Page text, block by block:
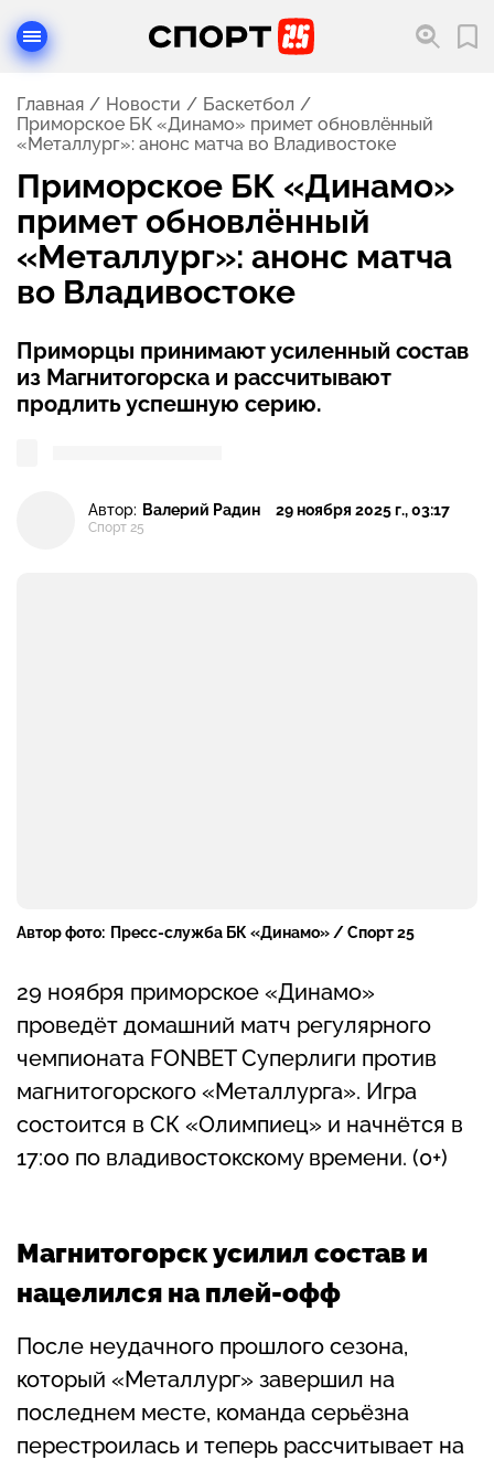
Главная Новости
Баскетбол
Приморское БК «Динамо» примет обновлённый
«Металлург»: анонс матча во Владивостоке
Приморское БК «Динамо»
примет обновлённый
«Металлург»: анонс матча
во Владивостоке
Приморцы принимают усиленный состав
из Магнитогорска и рассчитывают
продлить успешную серию.
Автор: Валерий Радин
Спорт 25
29 ноября 2025 г., 03:17
Автор фото: Пресс-служба БК «Динамо» / Спорт 25
29 ноября приморское «Динамо»
проведёт домашний матч регулярного
чемпионата FONBET Суперлиги против
магнитогорского «Металлурга». Игра
состоится в СК «Олимпиец» и начнётся в
17:00 по владивостокскому времени. (0+)
Магнитогорск усилил состав и
нацелился на плей-офф
После неудачного прошлого сезона,
который «Металлург» завершил на
последнем месте, команда серьёзна
перестроилась и теперь рассчитывает на